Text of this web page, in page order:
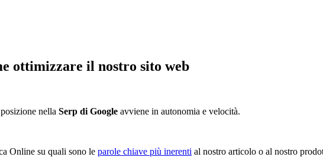
ottimizzare il nostro sito web
nella Serp di Google avviene in autonomia e velocità.
Online su quali sono le parole chiave più inerenti al nostro articolo o al nostro